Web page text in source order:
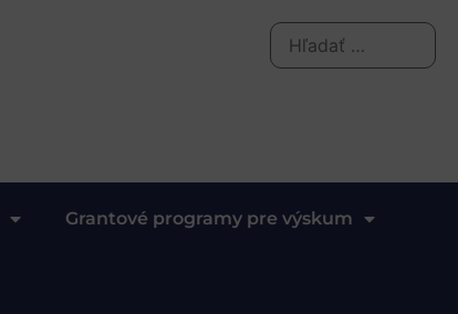
Grantové programy pre výskum